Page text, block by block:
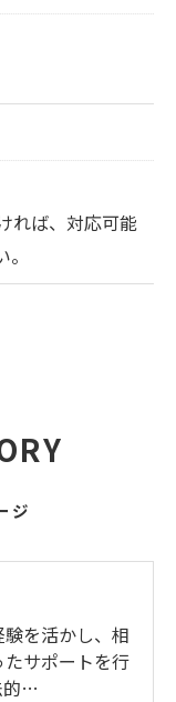
れば、対応可能
ジ
を活かし、相
サポートを行
的…